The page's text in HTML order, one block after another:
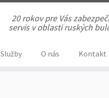
20 rokov pre Vás
servis v oblasti ruských
Služby O nás Kontakt